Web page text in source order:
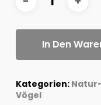
In Den
Kategorien:
Vögel